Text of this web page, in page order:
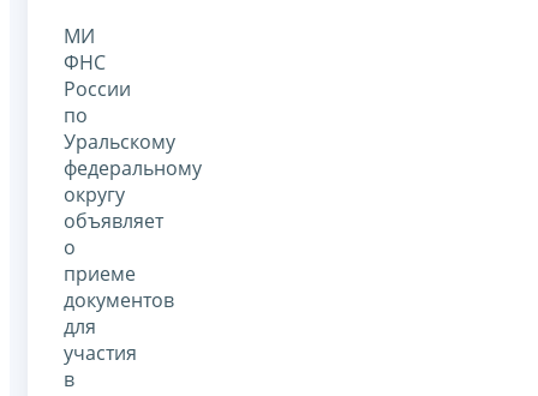
МИ
ФНС
России
по
Уральскому
федеральному
округу
объявляет
о
приеме
документов
для
участия
в